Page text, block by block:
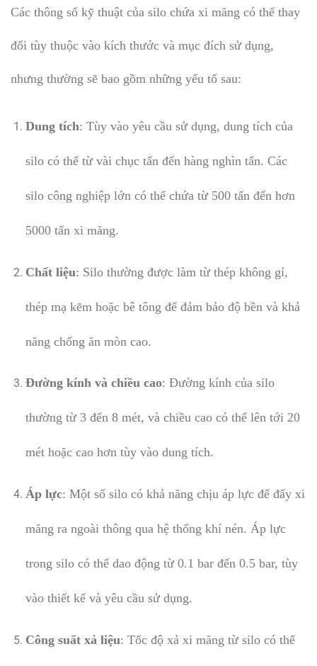
Các thông số kỹ thuật của silo chứa xi măng có thể thay
đổi tùy thuộc vào kích thước và mục đích sử dụng,
nhưng thường sẽ bao gồm những yếu tố sau:
Dung tích: Tùy vào yêu cầu sử dụng, dung tích của
silo có thể từ vài chục tấn đến hàng nghìn tấn. Các
silo công nghiệp lớn có thể chứa từ 500 tấn đến hơn
5000 tấn xi măng.
Chất liệu: Silo thường được làm từ thép không gỉ,
thép mạ kẽm hoặc bê tông để đảm bảo độ bền và khả
năng chống ăn mòn cao.
Đường kính và chiều cao: Đường kính của silo
thường từ 3 đến 8 mét, và chiều cao có thể lên tới 20
mét hoặc cao hơn tùy vào dung tích.
Áp lực: Một số silo có khả năng chịu áp lực để đẩy xi
măng ra ngoài thông qua hệ thống khí nén. Áp lực
trong silo có thể dao động từ 0.1 bar đến 0.5 bar, tùy
vào thiết kế và yêu cầu sử dụng.
Công suất xả liệu: Tốc độ xả xi măng từ silo có thể